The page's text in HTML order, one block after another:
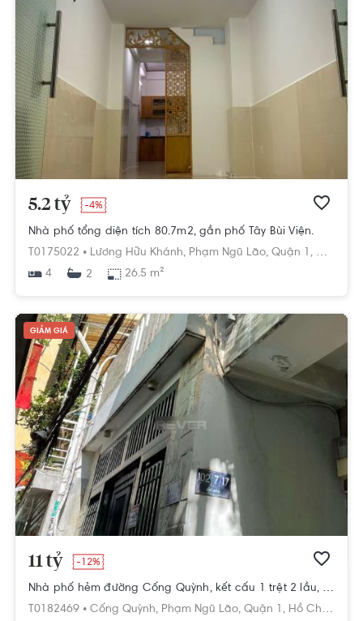
5.2 tỷ -4%
Nhà phố tổng diện tích 80.7m2, gần phố Tây Bùi Viện.
T0175022 • Lương Hữu Khánh, Phạm Ngũ Lão, Quận 1, Hồ Chí
4
2 26.5 m²
GIẢM GIÁ
11 tỷ -12%
Nhà phố hẻm đường Cống Quỳnh, kết cấu 1 trệt 2 lầu, đầy đủ tiện ích.
T0182469 • Cống Quỳnh, Phạm Ngũ Lão, Quận 1, Hồ Chí Minh